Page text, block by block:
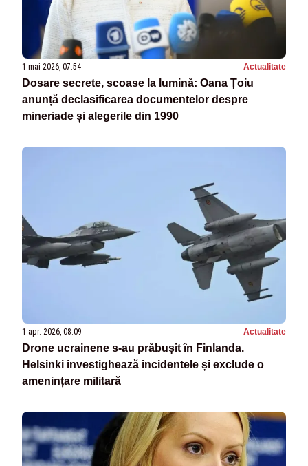
1 mai 2026, 07:54 Actualitate
Dosare secrete, scoase la lumină: Oana Țoiu
anunță declasificarea documentelor despre
mineriade și alegerile din 1990
1 apr. 2026, 08:09 Actualitate
Drone ucrainene s-au prăbușit în Finlanda.
Helsinki investighează incidentele și exclude o
amenințare militară